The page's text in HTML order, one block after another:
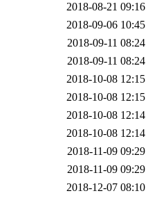
2018-08-21 09:16
2018-09-06 10:45
2018-09-11 08:24
2018-09-11 08:24
2018-10-08 12:15
2018-10-08 12:15
2018-10-08 12:14
2018-10-08 12:14
2018-11-09 09:29
2018-11-09 09:29
2018-12-07 08:10